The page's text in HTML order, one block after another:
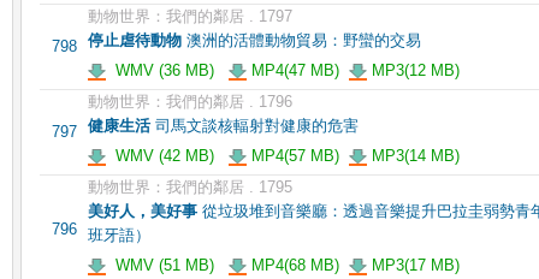
798
動物世界：我們的鄰居 . 1797
停止虐待動物 澳洲的活體動物貿易：野蠻的交易
WMV (36 MB)
MP4(47 MB) MP3(12 MB)
797
動物世界：我們的鄰居 . 1796
健康生活司馬文談核輻射對健康的危害
WMV (42 MB)
MP4(57 MB) MP3(14 MB)
796
動物世界：我們的鄰居 . 1795
美好人，美好事 從垃圾堆到音樂廳：透過音樂提升巴拉圭弱勢青
班牙語）
WMV (51 MB)
MP4(68 MB) MP3(17 MB)